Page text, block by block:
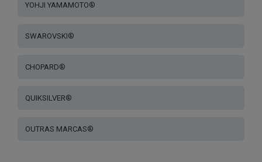
YOHJI YAMAMOTO®
SWAROVSKI®
CHOPARD®
QUIKSILVER®
OUTRAS MARCAS®